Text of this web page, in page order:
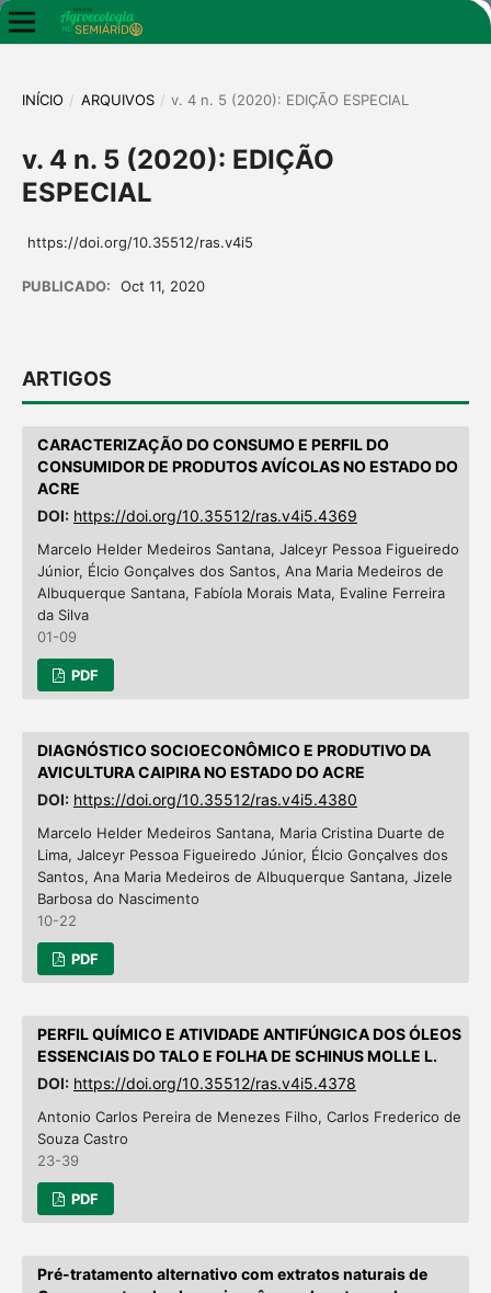
INÍCIO / ARQUIVOS / v. 4 n. 5 (2020): EDIÇÃO ESPECIAL
v. 4 n. 5 (2020): EDIÇÃO
ESPECIAL
https://doi.org/10.35512/ras.v4i5
PUBLICADO: Oct 11, 2020
ARTIGOS
CARACTERIZAÇÃO DO CONSUMO E PERFIL DO
CONSUMIDOR DE PRODUTOS AVÍCOLAS NO ESTADO DO
ACRE
DOI: https://doi.org/10.35512/ras.v4i5.4369
Marcelo Helder Medeiros Santana, Jalceyr Pessoa Figueiredo
Júnior, Élcio Gonçalves dos Santos, Ana Maria Medeiros de
Albuquerque Santana, Fabíola Morais Mata, Evaline Ferreira
da Silva
01-09
PDF
DIAGNÓSTICO SOCIOECONÔMICO E PRODUTIVO DA
AVICULTURA CAIPIRA NO ESTADO DO ACRE
DOI: https://doi.org/10.35512/ras.v4i5.4380
Marcelo Helder Medeiros Santana, Maria Cristina Duarte de
Lima, Jalceyr Pessoa Figueiredo Júnior, Élcio Gonçalves dos
Santos, Ana Maria Medeiros de Albuquerque Santana, Jizele
Barbosa do Nascimento
10-22
PDF
PERFIL QUÍMICO E ATIVIDADE ANTIFÚNGICA DOS ÓLEOS
ESSENCIAIS DO TALO E FOLHA DE SCHINUS MOLLE L.
DOI: https://doi.org/10.35512/ras.v4i5.4378
Antonio Carlos Pereira de Menezes Filho, Carlos Frederico de
Souza Castro
23-39
PDF
Pré-tratamento alternativo com extratos naturais de